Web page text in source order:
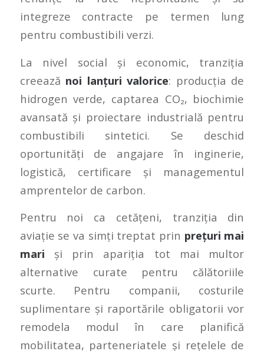
integreze contracte pe termen lung
pentru combustibili verzi.
La nivel social și economic, tranziția
creează noi lanțuri valorice: producția de
hidrogen verde, captarea CO₂, biochimie
avansată și proiectare industrială pentru
combustibili sintetici. Se deschid
oportunități de angajare în inginerie,
logistică, certificare și managementul
amprentelor de carbon.
Pentru noi ca cetățeni, tranziția din
aviație se va simți treptat prin prețuri mai
mari și prin apariția tot mai multor
alternative curate pentru călătoriile
scurte. Pentru companii, costurile
suplimentare și raportările obligatorii vor
remodela modul în care planifică
mobilitatea, parteneriatele și rețelele de